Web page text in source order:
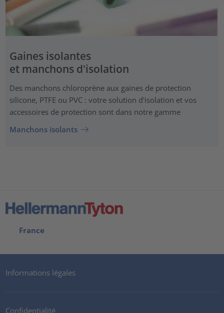
Gaines isolantes
et manchons d'isolation
Des manchons chloroprène aux gaines de protection
silicone, PTFE ou PVC : votre solution d'isolation et vos
accessoires de protection sont dans notre gamme
Manchons isolants
France
Informations légales
Confidentialité